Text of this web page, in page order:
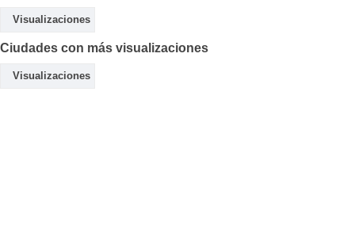
Visualizaciones
Ciudades con más visualizaciones
Visualizaciones